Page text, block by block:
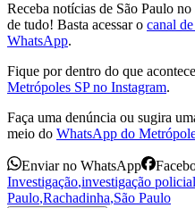
Receba notícias de São Paulo
de tudo! Basta acessar o canal
WhatsApp.
Fique por dentro do que
Metrópoles SP no Instagram.
Faça uma denúncia ou sugira
meio do WhatsApp do
Enviar no WhatsApp
Investigação,investigação policial
Paulo,Rachadinha,São Paulo